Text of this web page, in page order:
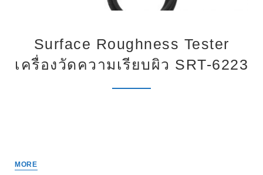
Surface Roughness Tester
เครื่องวัดความเรียบผิว SRT-6223
MORE